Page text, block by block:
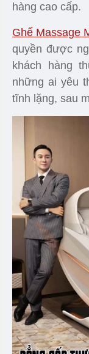
hàng cao cấp.
Ghế Massage
quyền được
khách hàng
những ai yêu
tĩnh lặng, sau